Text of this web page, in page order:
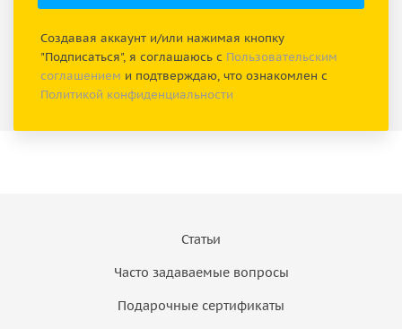
Создавая аккаунт и/или нажимая кнопку
"Подписаться", я соглашаюсь с Пользовательским
соглашением и подтверждаю, что ознакомлен с
Политикой конфиденциальности
Статьи
Часто задаваемые вопросы
Подарочные сертификаты